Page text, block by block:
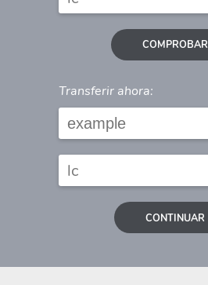
COMPROBAR
Transferir ahora:
CONTINUAR